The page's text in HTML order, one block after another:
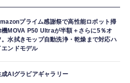
プライム感謝祭で高性能ロボット掃
機MOVA P50 Ultraが半額＋さらに5％オ
。水拭きモップ自動洗浄・乾燥まで対応ハ
エンドモデル
成AIグラビアギャラリー